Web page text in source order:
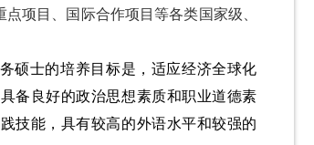
项目、国际合作项目等各类国家级、
硕士的培养目标是，适应经济全球化
备良好的政治思想素质和职业道德素
技能，具有较高的外语水平和较强的